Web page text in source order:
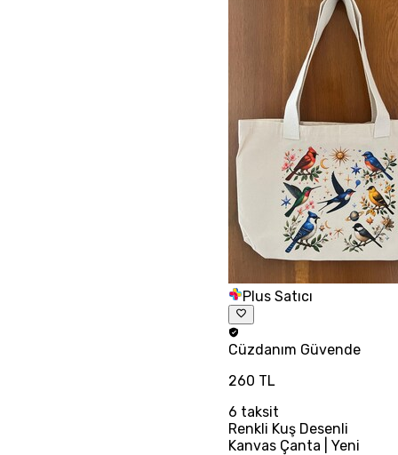
Plus Satıcı
Cüzdanım Güvende
260 TL
6 taksit
Renkli Kuş Desenli
Kanvas Çanta | Yeni